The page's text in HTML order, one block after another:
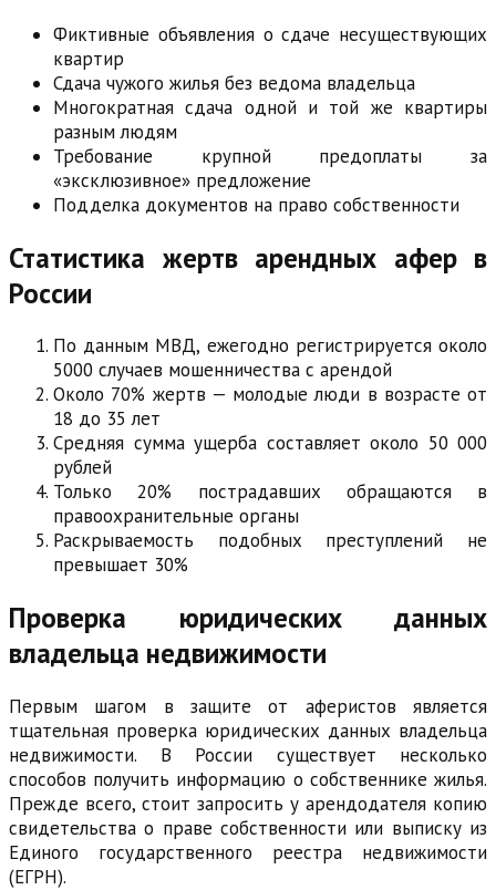
Фиктивные объявления о сдаче несуществующих
квартир
Сдача чужого жилья без ведома владельца
Многократная сдача одной и той же квартиры
разным людям
Требование крупной предоплаты за
«эксклюзивное» предложение
Подделка документов на право собственности
Статистика жертв арендных афер в
России
По данным МВД, ежегодно регистрируется около
5000 случаев мошенничества с арендой
Около 70% жертв — молодые люди в возрасте от
18 до 35 лет
Средняя сумма ущерба составляет около 50 000
рублей
Только 20% пострадавших обращаются в
правоохранительные органы
Раскрываемость подобных преступлений не
превышает 30%
Проверка юридических данных
владельца недвижимости
Первым шагом в защите от аферистов является
тщательная проверка юридических данных владельца
недвижимости. В России существует несколько
способов получить информацию о собственнике жилья.
Прежде всего, стоит запросить у арендодателя копию
свидетельства о праве собственности или выписку из
Единого государственного реестра недвижимости
(ЕГРН).